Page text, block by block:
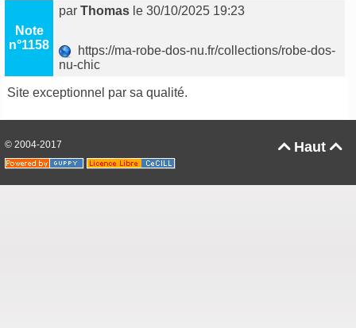
Note
n°1158
parThomas le 30/10/2025 19:23
https://ma-robe-dos-nu.fr/collections/robe-dos-
nu-chic
Site exceptionnel par sa qualité.
Haut 
© 2004-2017